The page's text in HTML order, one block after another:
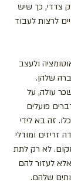
צדדי, כך שיש
לרצות לעבוד
ולעצב
שלהן.
עולה, על
פועלים
זה בא לידי
זריזים ומודלי
לא רק לתת
לעזור להם
שלהם.